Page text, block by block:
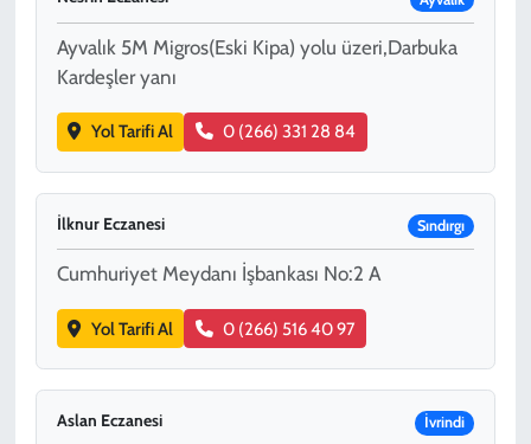
Ayvalık 5M Migros(Eski Kipa) yolu üzeri,Darbuka
Kardeşler yanı
Yol Tarifi Al 0 (266) 331 28 84
İlknur Eczanesi Sındırgı
Cumhuriyet Meydanı İşbankası No:2 A
Yol Tarifi Al 0 (266) 516 40 97
Aslan Eczanesi İvrindi